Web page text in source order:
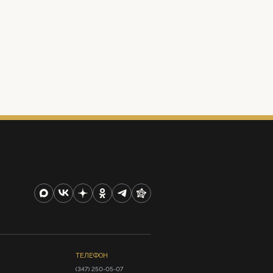
ТЕЛЕФОН
(347) 250-05-07